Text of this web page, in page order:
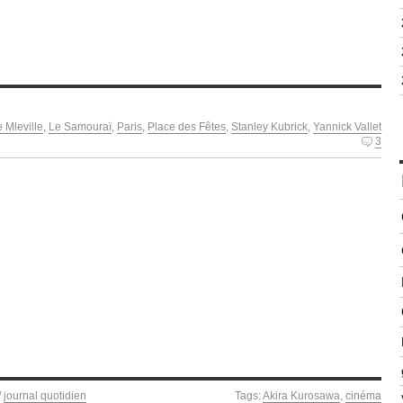
Mleville, Le Samouraï, Paris, Place des Fêtes, Stanley Kubrick, Yannick Vallet
3
journal quotidien Tags:Akira Kurosawa cinéma